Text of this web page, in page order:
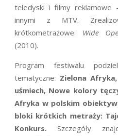
teledyski i filmy reklamowe
innymi z MTV.
krótkometrażowe: Wide
(2010).
Program festiwalu
tematyczne: Zielona
uśmiech, Nowe kolory
Afryka w polskim
bloki krótkich metraży:
Konkurs. Szczegóły